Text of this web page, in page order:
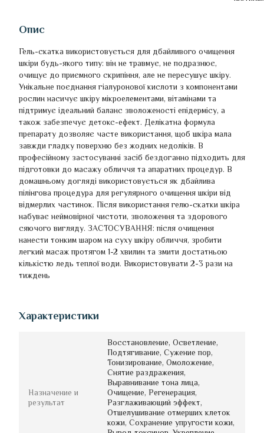
Опис
Гель-скатка використовується для дбайливого очищення
шкіри будь-якого типу: він не травмує, не подразнює,
очищує до приємного скрипіння, але не пересушує шкіру.
Унікальне поєднання гіалуронової кислоти з компонентами
рослин насичує шкіру мікроелементами, вітамінами та
підтримує ідеальний баланс зволоженості епідермісу, а
також забезпечує детокс-ефект. Делікатна формула
препарату дозволяє часте використання, щоб шкіра мала
завжди гладку поверхню без жодних недоліків. В
професійному застосуванні засіб бездоганно підходить для
підготовки до масажу обличчя та апаратних процедур. В
домашньому догляді використовується як дбайлива
пілінгова процедура для регулярного очищення шкіри від
відмерлих частинок. Після використання гелю-скатки шкіра
набуває неймовірної чистоти, зволоження та здорового
сяючого вигляду. ЗАСТОСУВАННЯ: після очищення
нанести тонким шаром на суху шкіру обличчя, зробити
легкий масаж протягом 1-2 хвилин та змити достатньою
кількістю ледь теплої води. Використовувати 2-3 рази на
тиждень
Характеристики
Назначение и
результат
Восстановление, Осветление,
Подтягивание, Сужение пор,
Тонизирование, Омоложение,
Снятие раздражения,
Выравнивание тона лица,
Очищение, Регенерация,
Разглаживающий эффект,
Отшелушивание отмерших клеток
кожи, Сохранение упругости кожи,